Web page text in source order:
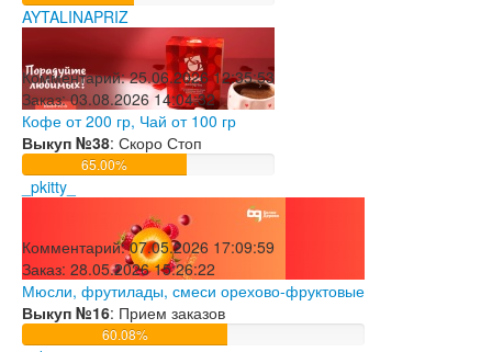
AYTALINAPRIZ
Комментарий:25.06.2026 12:35:53
Заказ:03.08.2026 14:04:32
Кофе от 200 гр, Чай от 100 гр
Выкуп №38: Скоро Стоп
65.00%
_pkitty_
Комментарий:07.05.2026 17:09:59
Заказ: 28.05.2026 15:26:22
Мюсли, фрутилады, смеси орехово-фруктовые
Выкуп №16: Прием заказов
60.08%